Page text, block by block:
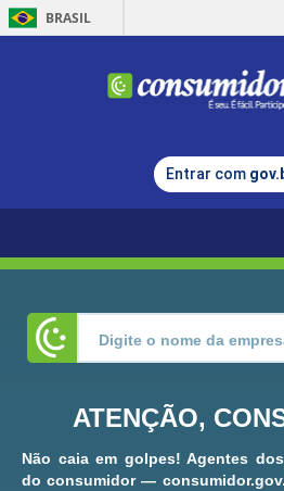
BRASIL
Entrar com
ATENÇÃO,
Não caia em golpes! Agentes
do consumidor —